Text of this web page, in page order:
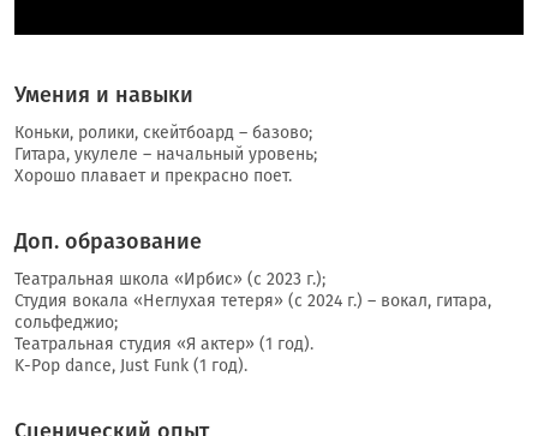
Умения и навыки
Коньки, ролики, скейтбоард – базово;
Гитара, укулеле – начальный уровень;
Хорошо плавает и прекрасно поет.
Доп. образование
Театральная школа «Ирбис» (с 2023 г.);
Студия вокала «Неглухая тетеря» (с 2024 г.) – вокал, гитара,
сольфеджио;
Театральная студия «Я актер» (1 год).
K-Pop dance, Just Funk (1 год).